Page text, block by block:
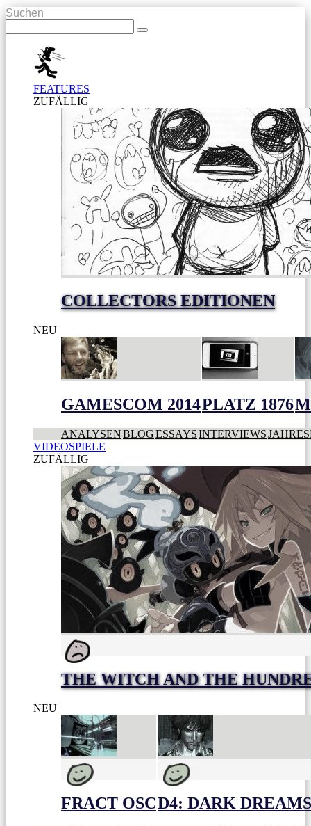
Suchen
FEATURES
ZUFÄLLIG
COLLECTORS EDITIONEN
NEU
GAMESCOM 2014PLATZ 1876
ANALYSENBLOGESSAYSINTERVIEWS
VIDEOSPIELE
ZUFÄLLIG
THE WITCH AND THE
NEU
FRACT OSCD4: DARK